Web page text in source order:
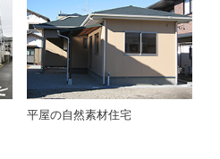
平屋の自然素材住宅